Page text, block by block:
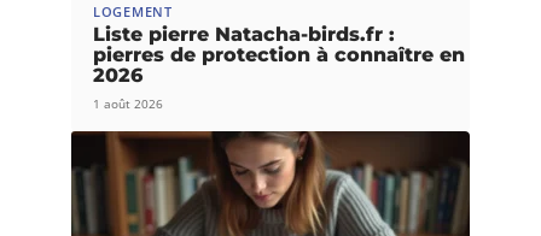
LOGEMENT
Liste pierre Natacha-birds.fr :
pierres de protection à connaître en
2026
1 août 2026